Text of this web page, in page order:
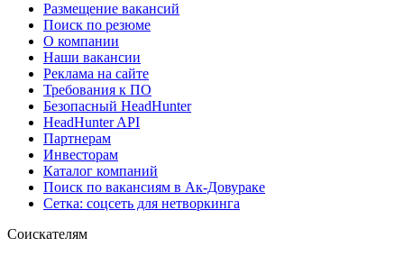
Размещение вакансий
Поиск по резюме
О компании
Наши вакансии
Реклама на сайте
Требования к ПО
Безопасный HeadHunter
HeadHunter API
Партнерам
Инвесторам
Каталог компаний
Поиск по вакансиям в Ак-Довураке
Сетка: соцсеть для нетворкинга
Соискателям